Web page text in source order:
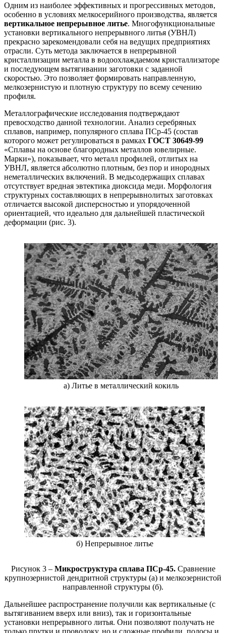
Одним из наиболее эффективных и прогрессивных методов,
особенно в условиях мелкосерийного производства, является
вертикальное непрерывное литье. Многофункциональные
установки вертикального непрерывного литья (УВНЛ)
прекрасно зарекомендовали себя на ведущих предприятиях
отрасли. Суть метода заключается в непрерывной
кристаллизации металла в водоохлаждаемом кристаллизаторе
и последующем вытягивании заготовки с заданной
скоростью. Это позволяет формировать направленную,
мелкозернистую и плотную структуру по всему сечению
профиля.
Металлографические исследования подтверждают
превосходство данной технологии. Анализ серебряных
сплавов, например, популярного сплава ПСр-45 (состав
которого может регулироваться в рамках ГОСТ 30649-99
«Сплавы на основе благородных металлов ювелирные.
Марки»), показывает, что металл профилей, отлитых на
УВНЛ, является абсолютно плотным, без пор и инородных
неметаллических включений. В медьсодержащих сплавах
отсутствует вредная эвтектика диоксида меди. Морфология
структурных составляющих в непрерывнолитых заготовках
отличается высокой дисперсностью и упорядоченной
ориентацией, что идеально для дальнейшей пластической
деформации (рис. 3).
а) Литье в металлический кокиль
б) Непрерывное литье
Рисунок 3 – Микроструктура сплава ПСр-45.Сравнение
крупнозернистой дендритной структуры (а) и мелкозернистой
направленной структуры (б).
Дальнейшее распространение получили как вертикальные (с
вытягиванием вверх или вниз), так и горизонтальные
установки непрерывного литья. Они позволяют получать не
только прутки и проволоку, но и сложные профили, полосы и